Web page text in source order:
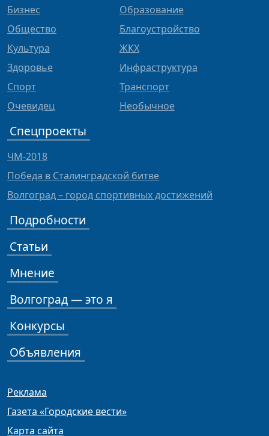
Бизнес
Общество
Культура
Здоровье
Спорт
Очевидец
Образование
Благоустройство
ЖКХ
Инфраструктура
Транспорт
Необычное
Спецпроекты
ЧМ-2018
Победа в Сталинградской битве
Волгоград – город спортивных достижений
Подробности
Статьи
Мнение
Волгоград — это я
Конкурсы
Объявления
Реклама
Газета «Городские вести»
Карта сайта